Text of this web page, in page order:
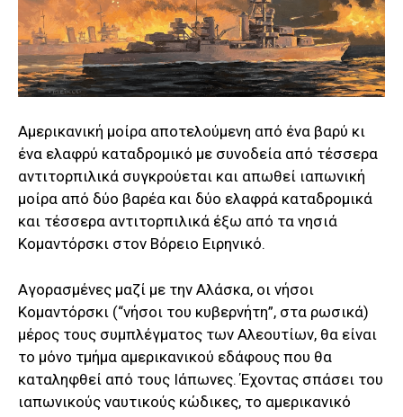
Αμερικανική μοίρα αποτελούμενη από ένα βαρύ κι
ένα ελαφρύ καταδρομικό με συνοδεία από τέσσερα
αντιτορπιλικά συγκρούεται και απωθεί ιαπωνική
μοίρα από δύο βαρέα και δύο ελαφρά καταδρομικά
και τέσσερα αντιτορπιλικά έξω από τα νησιά
Κομαντόρσκι στον Βόρειο Ειρηνικό.
Αγορασμένες μαζί με την Αλάσκα, οι νήσοι
Κομαντόρσκι (“νήσοι του κυβερνήτη”, στα ρωσικά)
μέρος τους συμπλέγματος των Αλεουτίων, θα είναι
το μόνο τμήμα αμερικανικού εδάφους που θα
καταληφθεί από τους Ιάπωνες. Έχοντας σπάσει του
ιαπωνικούς ναυτικούς κώδικες, το αμερικανικό